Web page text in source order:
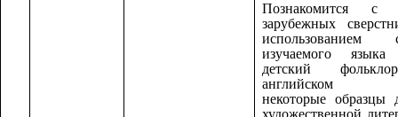
Познакомится с
зарубежных
использованием
изучаемого языка
детский
английском
некоторые образцы